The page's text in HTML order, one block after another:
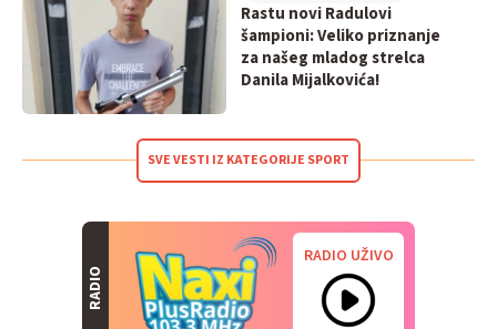
Rastu novi Radulovi
šampioni: Veliko priznanje
za našeg mladog strelca
Danila Mijalkovića!
SVE VESTI IZ KATEGORIJE SPORT
RADIO
RADIO UŽIVO